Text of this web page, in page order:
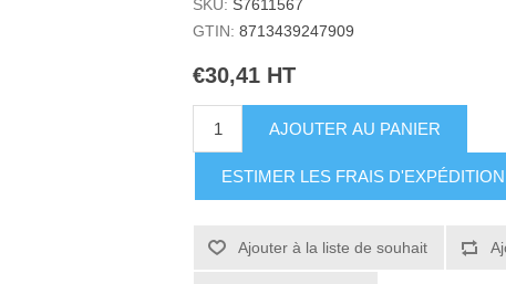
SKU: S7611567
GTIN: 8713439247909
€30,41 HT
AJOUTER AU PANIER
ESTIMER LES FRAIS D'EXPÉDITION
Ajouter à la liste de souhait